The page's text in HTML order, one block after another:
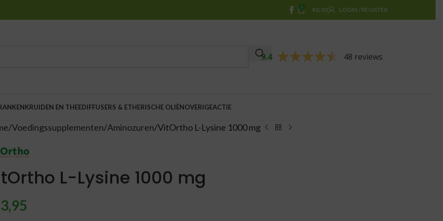
0 €0,00 LOGIN / REGISTER
9.4 48 reviews
KRUIDEN EN THEEDIFFUSERS & ETHERISCHE OLIËNOVERIGEACTIE
Voedingssupplementen Aminozuren VitOrtho L-Lysine 1000 mg
L-Lysine 1000 mg